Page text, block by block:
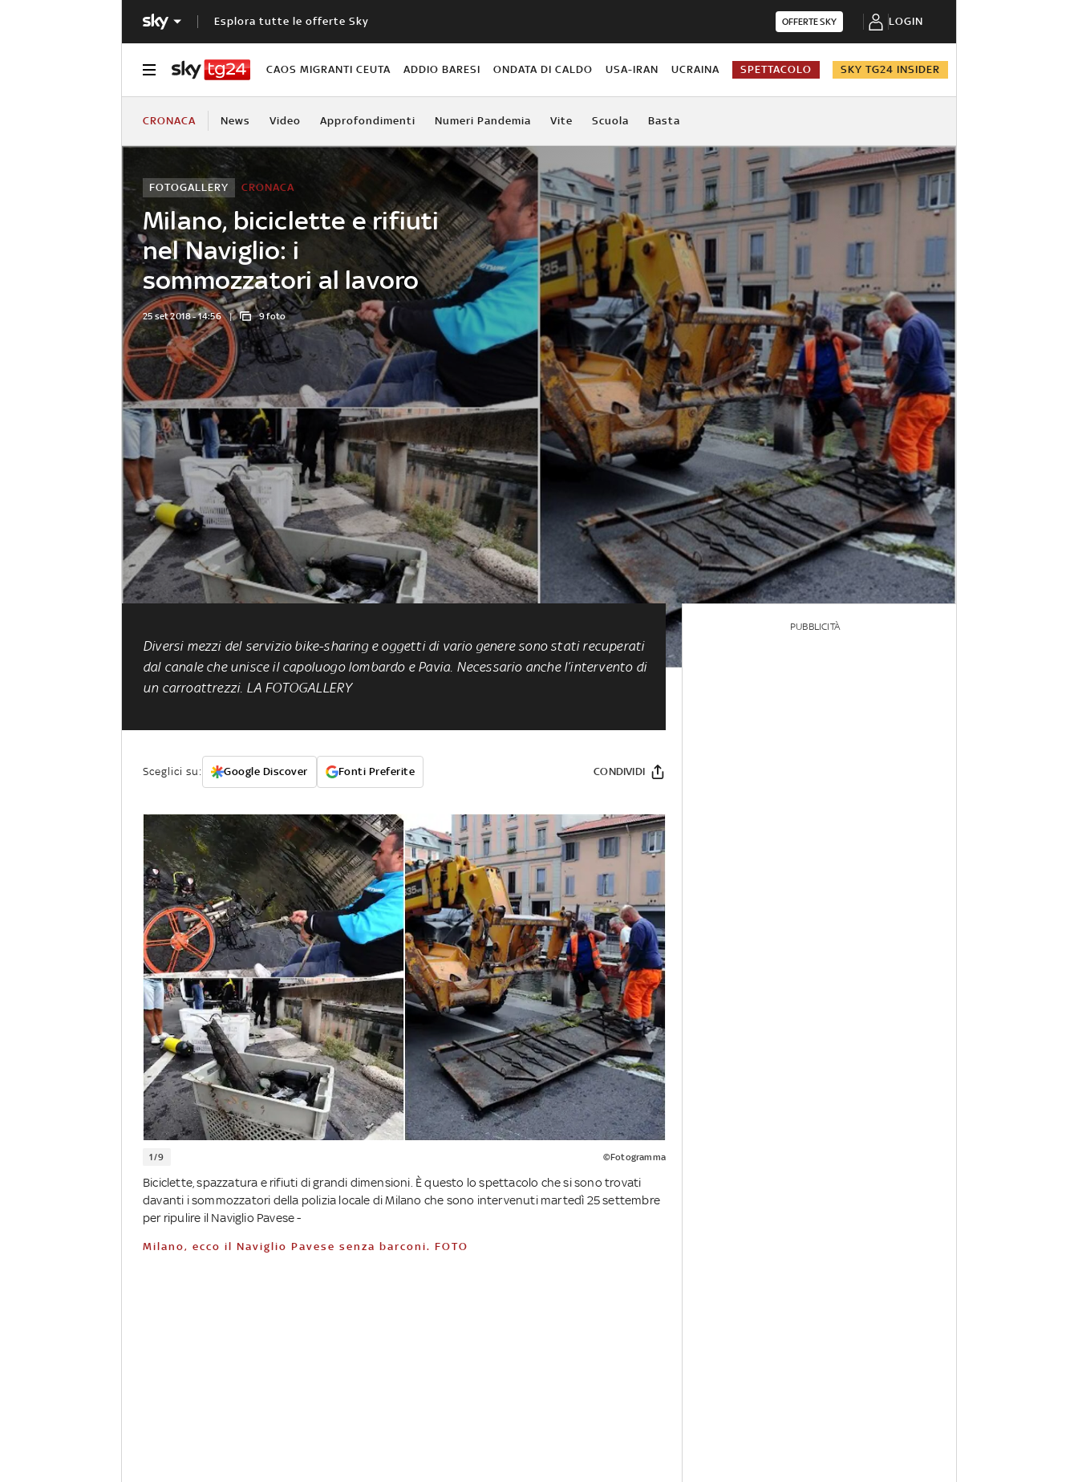
Esplora tutte le offerte Sky OFFERTE SKY LOGIN
CAOS MIGRANTI CEUTA ADDIO BARESI ONDATA DI CALDO USA-IRAN UCRAINA SPETTACOLO SKY TG24 INSIDER
CRONACA News Video Approfondimenti Numeri Pandemia Vite Scuola Basta
Milano, biciclette e rifiuti
nel Naviglio: i
sommozzatori al lavoro
CRONACA
FOTOGALLERY
25 set 2018 - 14:56 9 foto
Diversi mezzi del servizio bike-sharing e oggetti di vario genere sono stati recuperati
dal canale che unisce il capoluogo lombardo e Pavia. Necessario anche l’intervento di
un carroattrezzi. LA FOTOGALLERY
Sceglici su: Google Discover Fonti Preferite CONDIVIDI
1/9 ©Fotogramma
Biciclette, spazzatura e rifiuti di grandi dimensioni. È questo lo spettacolo che si sono trovati
davanti i sommozzatori della polizia locale di Milano che sono intervenuti martedì 25 settembre
per ripulire il Naviglio Pavese -
Milano, ecco il Naviglio Pavese senza barconi. FOTO
PUBBLICITÀ